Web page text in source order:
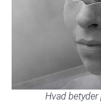
Hvad